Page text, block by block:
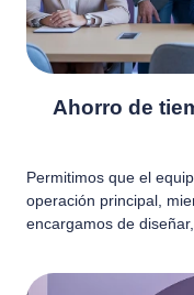
Ahorro de
Permitimos que el
operación principal,
encargamos de